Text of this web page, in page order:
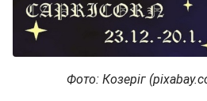
Фото: Козеріг